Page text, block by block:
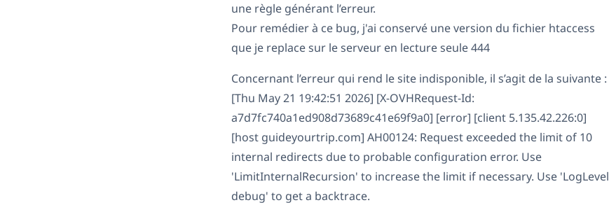
une règle générant l’erreur.
Pour remédier à ce bug, j'ai conservé une version du fichier htaccess
que je replace sur le serveur en lecture seule 444
Concernant l’erreur qui rend le site indisponible, il s’agit de la suivante :
[Thu May 21 19:42:51 2026] [X-OVHRequest-Id:
a7d7fc740a1ed908d73689c41e69f9a0] [error] [client 5.135.42.226:0]
[host guideyourtrip.com] AH00124: Request exceeded the limit of 10
internal redirects due to probable configuration error. Use
'LimitInternalRecursion' to increase the limit if necessary. Use 'LogLevel
debug' to get a backtrace.